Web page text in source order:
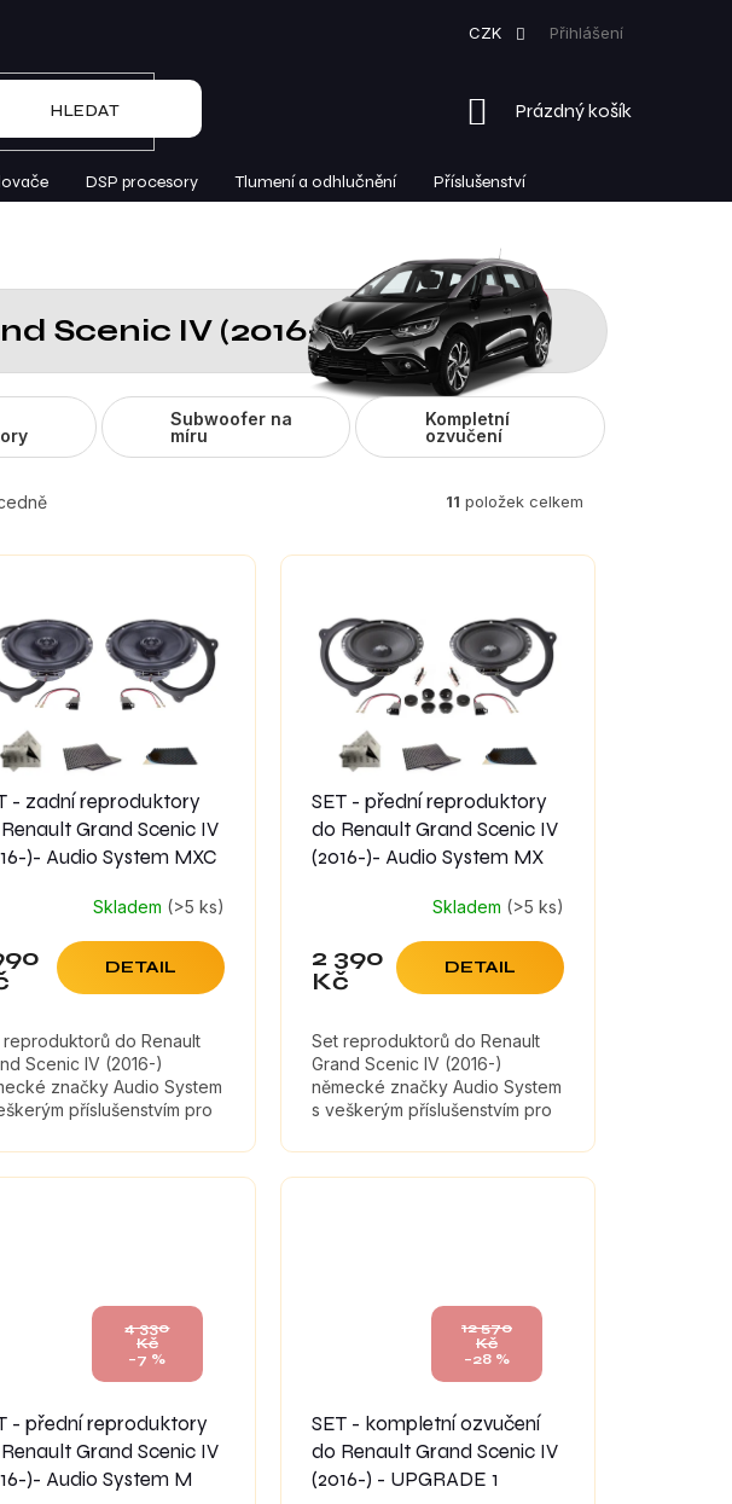
CZK Přihlášení
HLEDAT
NÁKUPNÍ
Prázdný košík
DSP procesory Tlumení a odhlučnění Příslušenství
Scenic IV (2016-2022)
Subwoofer na
míru
Kompletní
ozvučení
11 položek celkem
- zadní reproduktory
Grand Scenic IV
)- Audio System MXC
Skladem (>5 ks)
DETAIL
reproduktorů do Renault
Scenic IV (2016-)
značky Audio System
příslušenstvím pro
maximálně zefektivní
SET - přední reproduktory
do Renault Grand Scenic IV
(2016-)- Audio System MX
Skladem (>5 ks)
2 390
Kč
DETAIL
Set reproduktorů do Renault
Grand Scenic IV (2016-)
německé značky Audio System
s veškerým příslušenstvím pro
které maximálně zefektivní
zvuk...
4 330
Kč
–7 %
- přední reproduktory
Grand Scenic IV
)- Audio System M
12 570
Kč
–28 %
SET - kompletní ozvučení
do Renault Grand Scenic IV
(2016-) - UPGRADE 1